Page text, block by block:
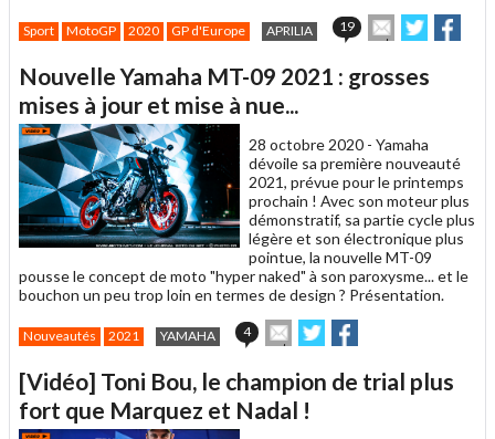
Sport MotoGP 2020 GP d'Europe APRILIA 19
Envoyer
cet
à
Partager
sur sur
Nouvelle Yamaha MT-09 2021 : grosses
mises à jour et mise à nue...
28 octobre 2020 - Yamaha
dévoile sa première nouveauté
2021, prévue pour le printemps
prochain ! Avec son moteur plus
démonstratif, sa partie cycle plus
légère et son électronique plus
pointue, la nouvelle MT-09
pousse le concept de moto "hyper naked" à son paroxysme... et le
bouchon un peu trop loin en termes de design ? Présentation.
Nouveautés 2021 YAMAHA 4
Envoyer
cet
à
un
ami
Partager
sur sur
[Vidéo] Toni Bou, le champion de trial plus
fort que Marquez et Nadal !